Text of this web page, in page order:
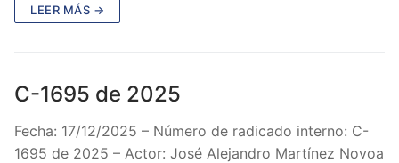
LEER MÁS →
C-1695 de 2025
Fecha: 17/12/2025 – Número de radicado interno: C-
1695 de 2025 – Actor: José Alejandro Martínez Novoa